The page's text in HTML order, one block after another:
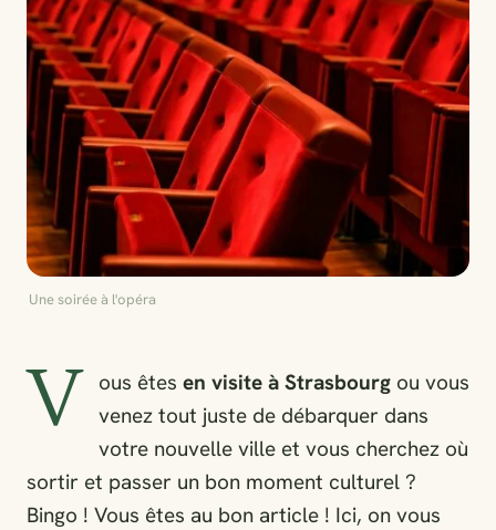
Une soirée à l'opéra
V ous êtes en visite à Strasbourg ou vous
venez tout juste de débarquer dans
votre nouvelle ville et vous cherchez où
sortir et passer un bon moment culturel ?
Bingo ! Vous êtes au bon article ! Ici, on vous